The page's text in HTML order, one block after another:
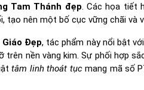
Tam Thánh đẹp. Các họa tiết
tạo nên một bố cục vững chãi và
Đẹp, tác phẩm này nổi bật
trên nền vàng kim. Sự phối hợp
tâm linh thoát tụcmang mã số